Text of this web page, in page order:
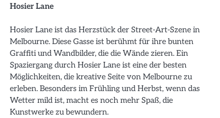
Hosier Lane
Hosier Lane ist das Herzstück der Street-Art-Szene in
Melbourne. Diese Gasse ist berühmt für ihre bunten
Graffiti und Wandbilder, die die Wände zieren. Ein
Spaziergang durch Hosier Lane ist eine der besten
Möglichkeiten, die kreative Seite von Melbourne zu
erleben. Besonders im Frühling und Herbst, wenn das
Wetter mild ist, macht es noch mehr Spaß, die
Kunstwerke zu bewundern.